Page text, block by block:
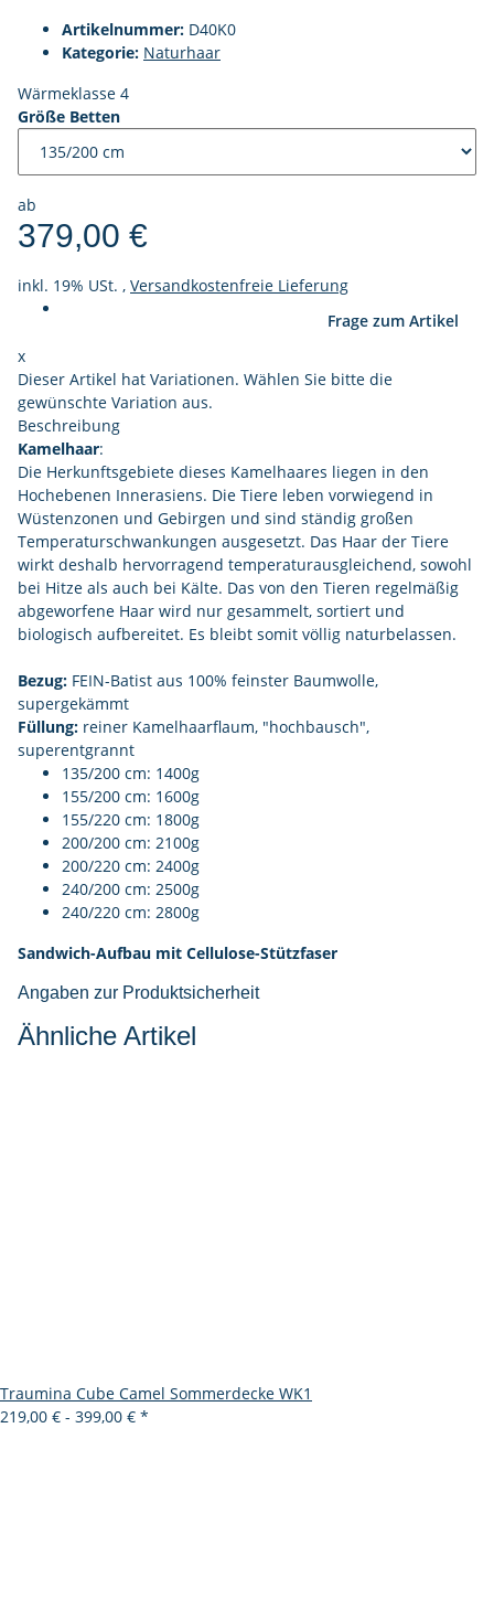
Artikelnummer: D40K0
Kategorie: Naturhaar
Wärmeklasse 4
Größe Betten
ab
379,00 €
inkl. 19% USt. , Versandkostenfreie Lieferung
Frage zum Artikel
x
Dieser Artikel hat Variationen. Wählen Sie bitte die
gewünschte Variation aus.
Beschreibung
Kamelhaar:
Die Herkunftsgebiete dieses Kamelhaares liegen in den
Hochebenen Innerasiens. Die Tiere leben vorwiegend in
Wüstenzonen und Gebirgen und sind ständig großen
Temperaturschwankungen ausgesetzt. Das Haar der Tiere
wirkt deshalb hervorragend temperaturausgleichend, sowohl
bei Hitze als auch bei Kälte. Das von den Tieren regelmäßig
abgeworfene Haar wird nur gesammelt, sortiert und
biologisch aufbereitet. Es bleibt somit völlig naturbelassen.
Bezug: FEIN-Batist aus 100% feinster Baumwolle,
supergekämmt
Füllung: reiner Kamelhaarflaum, "hochbausch",
superentgrannt
135/200 cm: 1400g
155/200 cm: 1600g
155/220 cm: 1800g
200/200 cm: 2100g
200/220 cm: 2400g
240/200 cm: 2500g
240/220 cm: 2800g
Sandwich-Aufbau mit Cellulose-Stützfaser
Angaben zur Produktsicherheit
Ähnliche Artikel
Traumina Cube Camel Sommerdecke WK1
219,00 € - 399,00 € *